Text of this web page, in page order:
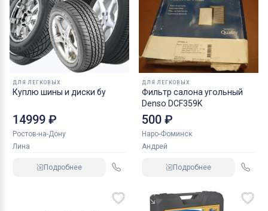
ДЛЯ ЛЕГКОВЫХ
Куплю шины и диски бу
14999 ₽
Ростов-на-Дону
Лина
Подробнее
ДЛЯ ЛЕГКОВЫХ
Фильтр салона угольный
Denso DCF359K
500 ₽
Наро-Фоминск
Андрей
Подробнее